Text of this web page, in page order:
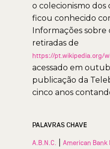
o colecionismo
ficou conhecido
Informações sobre
retiradas de
https://pt.wikipedia.org/
acessado em
publicação da
cinco anos
PALAVRAS CHAVE
A.B.N.C. |American Bank